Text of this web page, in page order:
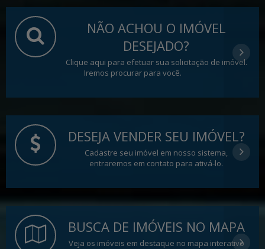
NÃO ACHOU O IMÓVEL
DESEJADO?
Clique aqui para efetuar sua solicitação de imóvel.
Iremos procurar para você.
DESEJA VENDER SEU IMÓVEL?
Cadastre seu imóvel em nosso sistema,
entraremos em contato para ativá-lo.
BUSCA DE IMÓVEIS NO MAPA
Veja os imóveis em destaque no mapa interativo